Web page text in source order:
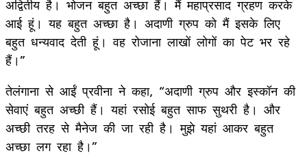
आई हूं। यह बहुत अच्छा है। अदाणी ग्रुप को मैं इसके लिए
बहुत धन्यवाद देती हूं। वह रोजाना लाखों लोगों का पेट भर रहे
हैं।”
तेलंगाना से आईं प्रवीना ने कहा, “अदाणी ग्रुप और इस्कॉन की
सेवाएं बहुत अच्छी हैं। यहां रसोई बहुत साफ सुथरी है। और
अच्छी तरह से मैनेज की जा रही है। मुझे यहां आकर बहुत
अच्छा लग रहा है।”